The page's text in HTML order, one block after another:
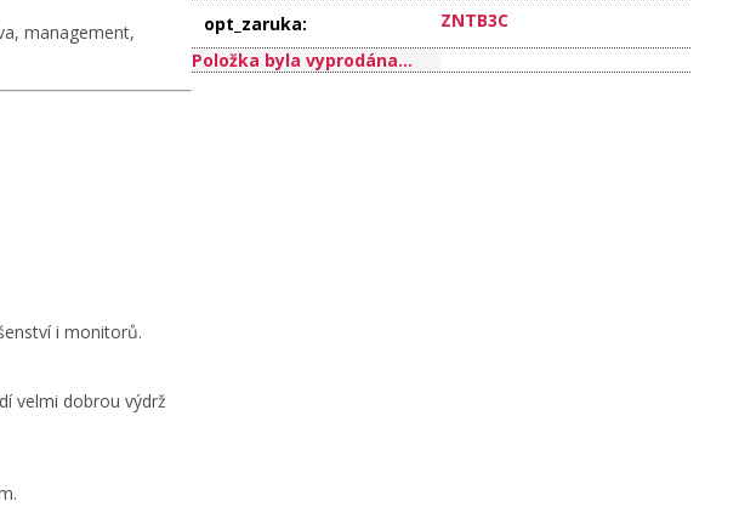
management,
i monitorů.
velmi dobrou výdrž
opt_zaruka:
ZNTB3C
Položka byla vyprodána…